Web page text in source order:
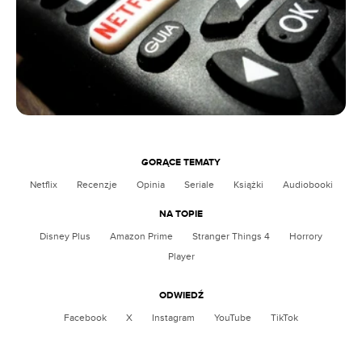
GORĄCE TEMATY
Netflix Recenzje Opinia Seriale Książki Audiobooki
NA TOPIE
Disney Plus Amazon Prime Stranger Things 4
Horrory
Player
ODWIEDŹ
Facebook X Instagram YouTube TikTok